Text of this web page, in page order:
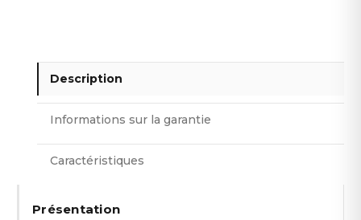
Description
Informations sur la garantie
Caractéristiques
Présentation